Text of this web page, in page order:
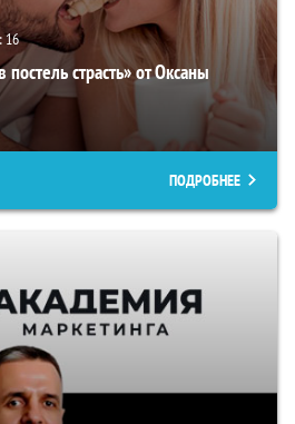
16
страсть» от Оксаны
ПОДРОБНЕЕ